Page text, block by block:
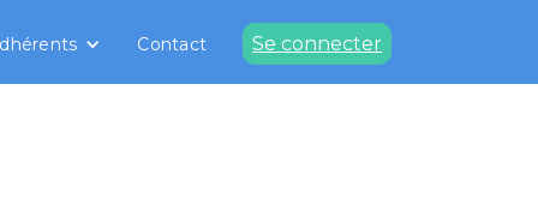
Contact Se connecter